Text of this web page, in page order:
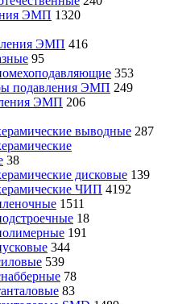
ЭМП 1320
ЭМП 416
95
353
подавления ЭМП 249
ЭМП 206
выводные 287
38
дисковые 139
ЧИП 4192
1511
18
191
344
539
78
83